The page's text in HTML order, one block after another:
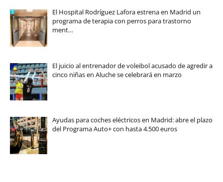
El Hospital Rodríguez Lafora estrena en Madrid un
programa de terapia con perros para trastorno
ment…
El juicio al entrenador de voleibol acusado de agredir a
cinco niñas en Aluche se celebrará en marzo
Ayudas para coches eléctricos en Madrid: abre el plazo
del Programa Auto+ con hasta 4.500 euros